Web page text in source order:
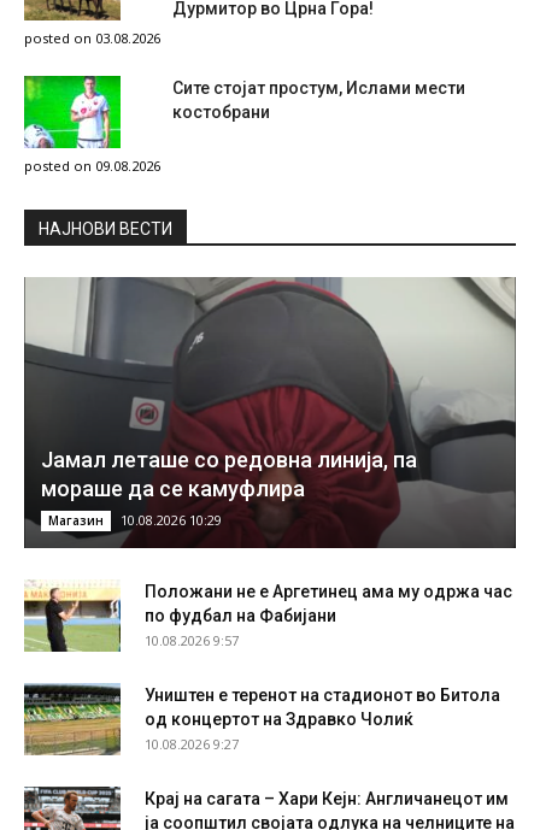
Дурмитор во Црна Гора!
posted on 03.08.2026
Сите стојат простум, Ислами мести
костобрани
posted on 09.08.2026
НAЈНОВИ ВЕСТИ
Јамал леташе со редовна линија, па
мораше да се камуфлира
Магазин 10.08.2026 10:29
Положани не е Аргетинец ама му одржа час
по фудбал на Фабијани
10.08.2026 9:57
Уништен е теренот на стадионот во Битола
од концертот на Здравко Чолиќ
10.08.2026 9:27
Крај на сагата – Хари Кејн: Англичанецот им
ја соопштил својата одлука на челниците на